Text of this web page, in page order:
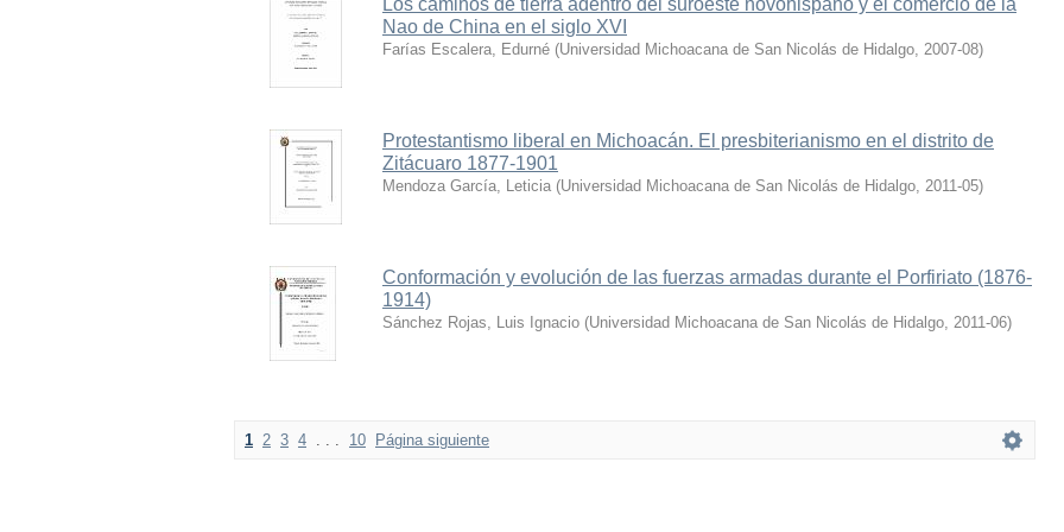
Los caminos de tierra adentro del suroeste novohispano y el comercio de la
Nao de China en el siglo XVI
Farías Escalera, Edurné (Universidad Michoacana de San Nicolás de Hidalgo, 2007-08)
Protestantismo liberal en Michoacán. El presbiterianismo en el distrito de
Zitácuaro 1877-1901
Mendoza García, Leticia (Universidad Michoacana de San Nicolás de Hidalgo, 2011-05)
Conformación y evolución de las fuerzas armadas durante el Porfiriato (1876-
1914)
Sánchez Rojas, Luis Ignacio (Universidad Michoacana de San Nicolás de Hidalgo, 2011-06)
1 2 3 4 . . . 10 Página siguiente